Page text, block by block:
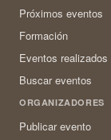
Próximos eventos
Formación
Eventos realizados
Buscar eventos
ORGANIZADORES
Publicar evento